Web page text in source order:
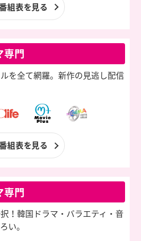
組表を見る
専門
を全て網羅。新作の見逃し配信
組表を見る
専門
！韓国ドラマ・ バラエティ・音
い。